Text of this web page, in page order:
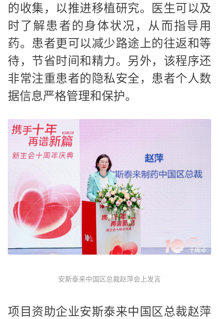
的收集，以推进移植研究。医生可以及
时了解患者的身体状况，从而指导用
药。患者更可以减少路途上的往返和等
待，节省时间和精力。另外，该程序还
非常注重患者的隐私安全，患者个人数
据信息严格管理和保护。
安斯泰来中国区总裁赵萍会上发言
项目资助企业安斯泰来中国区总裁赵萍